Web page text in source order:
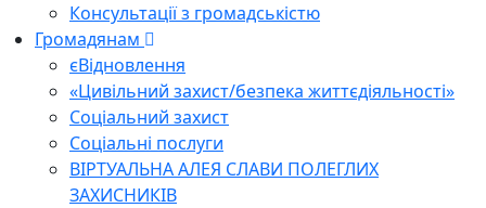
Консультації з громадськістю
Громадянам
єВідновлення
«Цивільний захист/безпека життєдіяльності»
Соціальний захист
Соціальні послуги
ВІРТУАЛЬНА АЛЕЯ СЛАВИ ПОЛЕГЛИХ
ЗАХИСНИКІВ